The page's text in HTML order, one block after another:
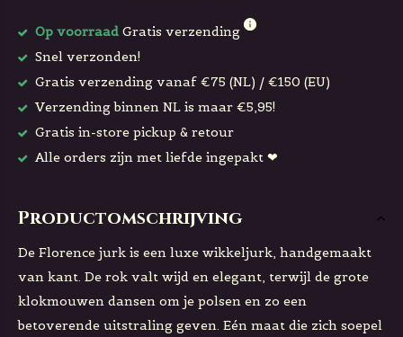
Op voorraad Gratis verzending
Snel verzonden!
Gratis verzending vanaf €75 (NL) / €150 (EU)
Verzending binnen NL is maar €5,95!
Gratis in-store pickup & retour
Alle orders zijn met liefde ingepakt ❤
Productomschrijving
De Florence jurk is een luxe wikkeljurk, handgemaakt
van kant. De rok valt wijd en elegant, terwijl de grote
klokmouwen dansen om je polsen en zo een
betoverende uitstraling geven. Eén maat die zich soepel